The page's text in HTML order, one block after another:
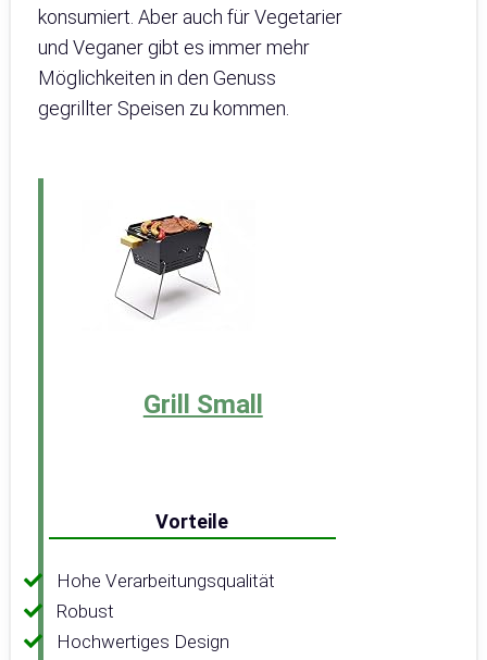
konsumiert. Aber auch für Vegetarier
und Veganer gibt es immer mehr
Möglichkeiten in den Genuss
gegrillter Speisen zu kommen.
Grill Small
Vorteile
Hohe Verarbeitungsqualität
Robust
Hochwertiges Design